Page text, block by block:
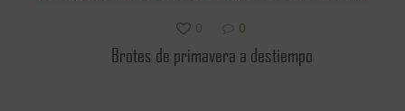
0 0
Brotes de primavera a destiempo